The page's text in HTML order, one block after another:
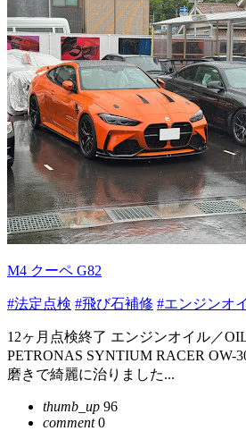
M4 クーペ G82
#法定点検 #飛び石補修 #エンジンオ
12ヶ月点検終了 エンジンオイル／
PETRONAS SYNTIUM RACER OW-
磨きで綺麗に治りました...
thumb_up 96
comment0